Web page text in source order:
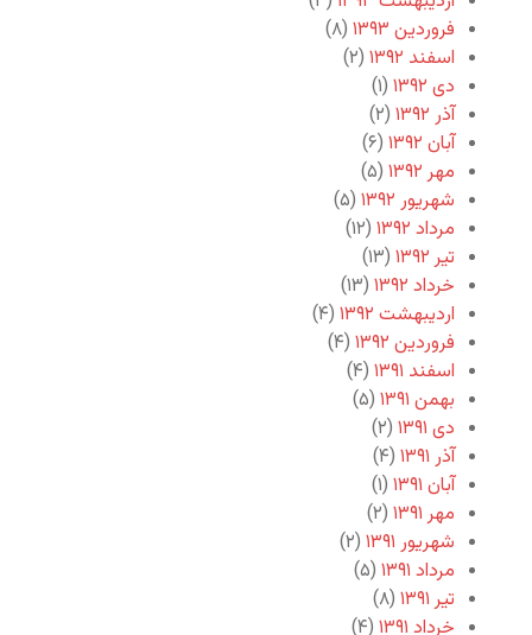
فروردین ۱۳۹۳
(۸)
اسفند ۱۳۹۲
(۲)
دی ۱۳۹۲
(۱)
آذر ۱۳۹۲
(۲)
آبان ۱۳۹۲
(۶)
مهر ۱۳۹۲
(۵)
شهریور ۱۳۹۲
(۵)
مرداد ۱۳۹۲
(۱۲)
تیر ۱۳۹۲
(۱۳)
خرداد ۱۳۹۲
(۱۳)
اردیبهشت ۱۳۹۲
(۴)
فروردین ۱۳۹۲
(۴)
اسفند ۱۳۹۱
(۴)
بهمن ۱۳۹۱
(۵)
دی ۱۳۹۱
(۲)
آذر ۱۳۹۱
(۴)
آبان ۱۳۹۱
(۱)
مهر ۱۳۹۱
(۲)
شهریور ۱۳۹۱
(۲)
مرداد ۱۳۹۱
(۵)
تیر ۱۳۹۱
(۸)
خرداد ۱۳۹۱
(۴)